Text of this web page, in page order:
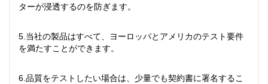
ターが浸透するのを防ぎます。
5.当社の製品はすべて、ヨーロッパとアメリカのテスト要件
を満たすことができます。
6.品質をテストしたい場合は、少量でも契約書に署名するこ